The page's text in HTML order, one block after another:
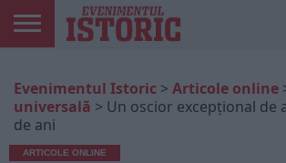
ONLINE
EDIȚII
TIPĂRITE
ISTORIC
PLAY
CONTUL
MEU
Evenimentul Istoric > Articole online
universală > Un oscior excepțional de
de ani
ARTICOLE ONLINE